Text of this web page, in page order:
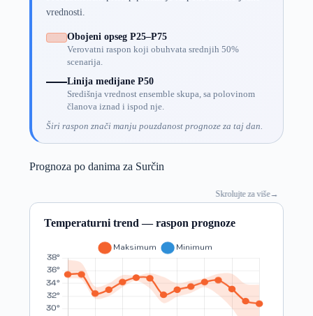
vrednosti.
Obojeni opseg P25–P75
Verovatni raspon koji obuhvata srednjih 50%
scenarija.
Linija medijane P50
Središnja vrednost ensemble skupa, sa polovinom
članova iznad i ispod nje.
Širi raspon znači manju pouzdanost prognoze za taj dan.
Prognoza po danima za Surčin
Skrolujte za više→
Temperaturni trend — raspon prognoze